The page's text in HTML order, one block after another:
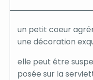
un petit coeur
une décoration
elle peut être
posée sur la